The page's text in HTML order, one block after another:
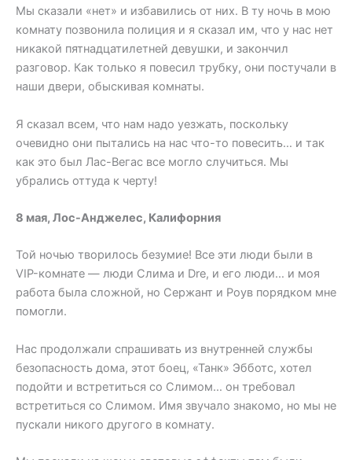
Мы сказали «нет» и избавились от них. В ту ночь в мою
комнату позвонила полиция и я сказал им, что у нас нет
никакой пятнадцатилетней девушки, и закончил
разговор. Как только я повесил трубку, они постучали в
наши двери, обыскивая комнаты.
Я сказал всем, что нам надо уезжать, поскольку
очевидно они пытались на нас что-то повесить… и так
как это был Лас-Вегас все могло случиться. Мы
убрались оттуда к черту!
8 мая, Лос-Анджелес, Калифорния
Той ночью творилось безумие! Все эти люди были в
VIP-комнате — люди Слима и Dre, и его люди… и моя
работа была сложной, но Сержант и Роув порядком мне
помогли.
Нас продолжали спрашивать из внутренней службы
безопасность дома, этот боец, «Танк» Эбботс, хотел
подойти и встретиться со Слимом… он требовал
встретиться со Слимом. Имя звучало знакомо, но мы не
пускали никого другого в комнату.